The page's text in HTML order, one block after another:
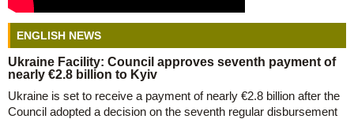
ENGLISH NEWS
Ukraine Facility: Council approves seventh payment of
nearly €2.8 billion to Kyiv
Ukraine is set to receive a payment of nearly €2.8 billion after the
Council adopted a decision on the seventh regular disbursement